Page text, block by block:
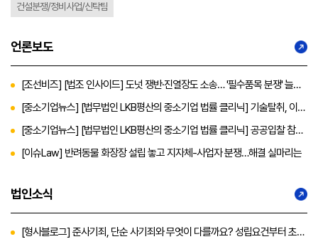
건설분쟁/정비사업/신탁팀
언론보도
[조선비즈] [법조 인사이드] 도넛 쟁반·진열장도 소송… '필수품목 분쟁' 늘어
날까
[중소기업뉴스] [법무법인 LKB평산의 중소기업 법률 클리닉] 기술탈취, 이젠
소극대응 말고 ‘K-디스커버리’ 적극 활용하라
[중소기업뉴스] [법무법인 LKB평산의 중소기업 법률 클리닉] 공공입찰 참가
에 앞서 ‘주요조건’ 꼼꼼히 살펴야
[이슈Law] 반려동물 화장장 설립 놓고 지자체-사업자 분쟁…해결 실마리는
법인소식
[형사블로그] 준사기죄, 단순 사기죄와 무엇이 다를까요? 성립요건부터 초기